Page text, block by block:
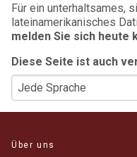
Für ein unterhaltsames,
lateinamerikanisches
melden Sie sich heute
Diese Seite ist auch
Über uns